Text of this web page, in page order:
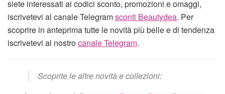
siete interessati ai codici sconto, promozioni e omaggi,
iscrivetevi al canale Telegramsconti Beautydea. Per
scoprire in anteprima tutte le novità più belle e di tendenza
iscrivetevi al nostrocanale Telegram.
Scoprite le altre novità e collezioni: